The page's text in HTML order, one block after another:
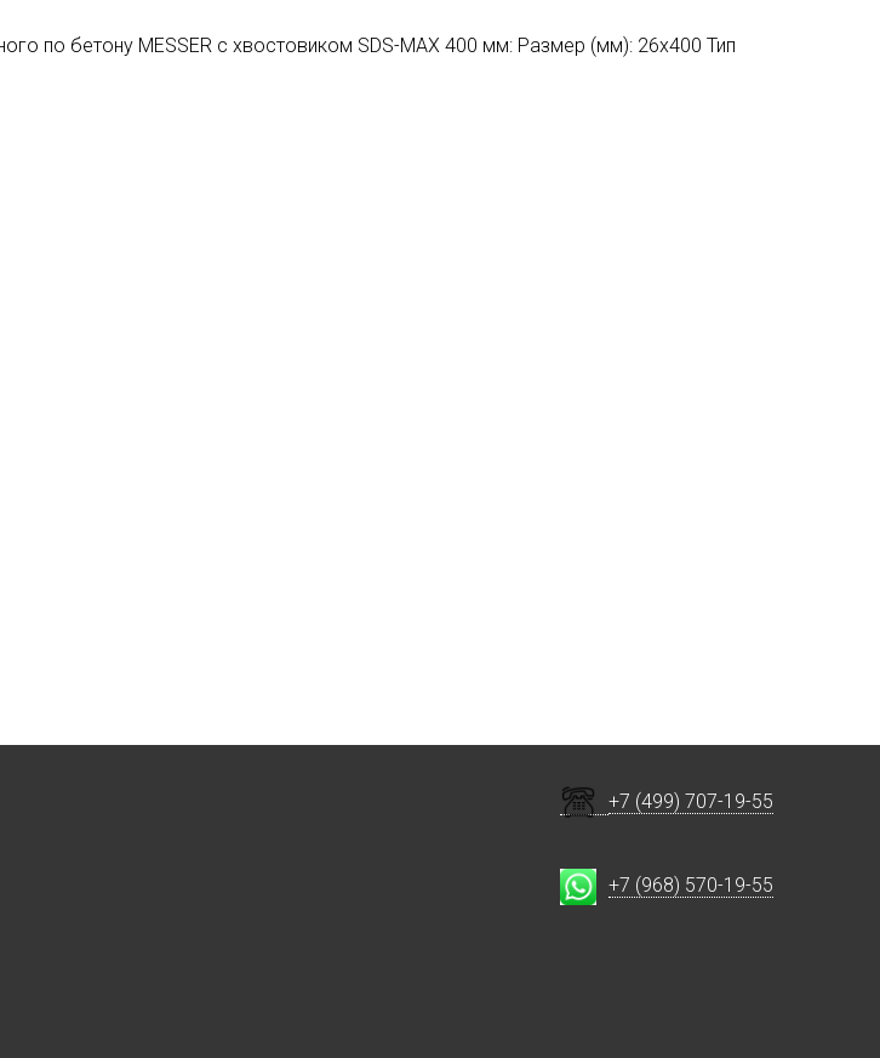
по бетону MESSER с хвостовиком SDS-MAX 400 мм: Размер (мм): 26х400 Тип
+7 (499) 707-19-55
+7 (968) 570-19-55